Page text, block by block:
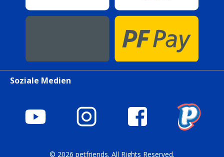
Soziale Medien
© 2026 petfriends. All Rights Reserved.